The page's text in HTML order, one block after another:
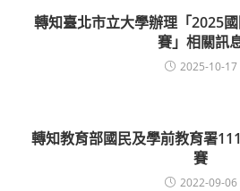
轉知臺北市立大學辦理「2025
賽」相關訊
2025-10-17
轉知教育部國民及學前教育署
賽
2022-09-06